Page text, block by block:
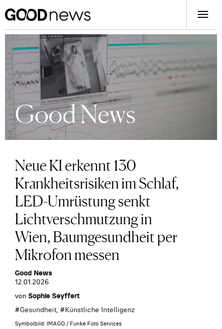
Good News
Neue KI erkennt 130
Krankheitsrisiken im Schlaf,
LED-Umrüstung senkt
Lichtverschmutzung in
Wien, Baumgesundheit per
Mikrofon messen
Good News
12.01.2026
von Sophie Seyffert
#Gesundheit, #Künstliche Intelligenz
Symbolbild: IMAGO / Funke Foto Services